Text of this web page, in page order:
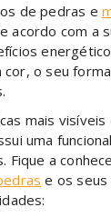
de pedras e
acordo com a
o seu
mais
uma
Fique a
e os